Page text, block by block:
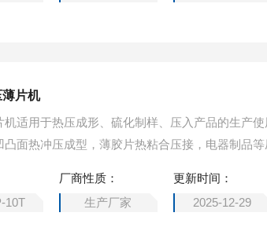
片机
机适用于热压成形、硫化制样、压入产品的生产
凸面热冲压成型，薄胶片热粘合压接，电器制品等
10T
厂商性质：
生产厂家
更新时间：
2025-12-29